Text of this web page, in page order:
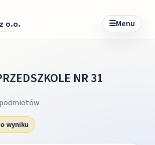
o.o. ☰Menu
NR 31
wyniku